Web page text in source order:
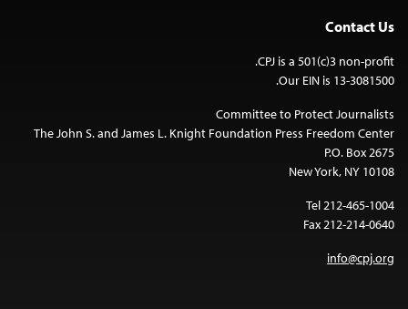
Contact Us
CPJ is a 501(c)3 non-profit.
Our EIN is 13-3081500.
Committee to Protect Journalists
The John S. and James L. Knight Foundation Press Freedom Center
P.O. Box 2675
New York, NY 10108
Tel 212-465-1004
Fax 212-214-0640
info@cpj.org